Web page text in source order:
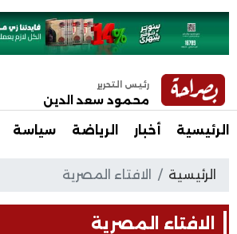
رئيس التحرير
محمود سعد الدين
الرئيسية أخبار الرياضة سياسة
الرئيسية الافتاء المصرية
الافتاء المصرية